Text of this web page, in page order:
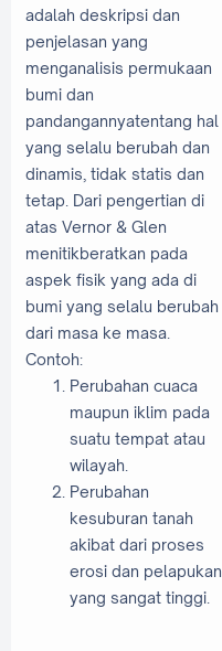
adalah deskripsi dan
penjelasan yang
menganalisis permukaan
bumi dan
pandangannyatentang hal
yang selalu berubah dan
dinamis, tidak statis dan
tetap. Dari pengertian di
atas Vernor & Glen
menitikberatkan pada
aspek fisik yang ada di
bumi yang selalu berubah
dari masa ke masa.
Contoh:
Perubahan cuaca
maupun iklim pada
suatu tempat atau
wilayah.
Perubahan
kesuburan tanah
akibat dari proses
erosi dan pelapukan
yang sangat tinggi.